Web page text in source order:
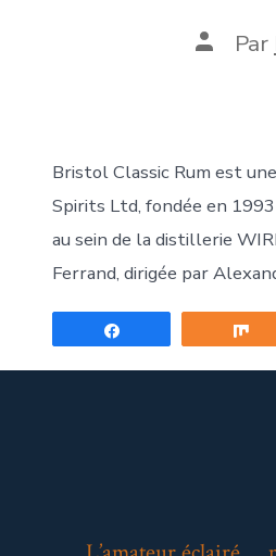
Auteur
Par
Bristol Classic Rum est
Spirits Ltd, fondée en
au sein de la distillerie
Ferrand, dirigée par